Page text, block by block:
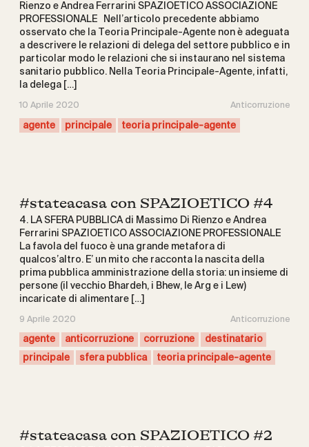
Rienzo e Andrea Ferrarini SPAZIOETICO ASSOCIAZIONE
PROFESSIONALE Nell’articolo precedente abbiamo
osservato che la Teoria Principale-Agente non è adeguata
a descrivere le relazioni di delega del settore pubblico e in
particolar modo le relazioni che si instaurano nel sistema
sanitario pubblico. Nella Teoria Principale-Agente, infatti,
la delega […]
10 Aprile 2020 Anticorruzione
agente principale teoria principale-agente
#stateacasa con SPAZIOETICO #4
4. LA SFERA PUBBLICA di Massimo Di Rienzo e Andrea
Ferrarini SPAZIOETICO ASSOCIAZIONE PROFESSIONALE
La favola del fuoco è una grande metafora di
qualcos’altro. E’ un mito che racconta la nascita della
prima pubblica amministrazione della storia: un insieme di
persone (il vecchio Bhardeh, i Bhew, le Arg e i Lew)
incaricate di alimentare […]
9 Aprile 2020 Anticorruzione
agente anticorruzione corruzione
destinatario
principale
sfera pubblica teoria principale-agente
#stateacasa con SPAZIOETICO #2